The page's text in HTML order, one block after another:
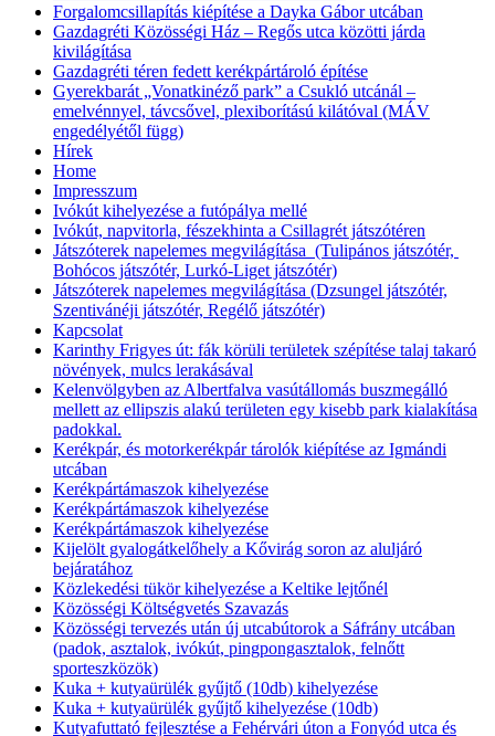
Forgalomcsillapítás kiépítése a Dayka Gábor utcában
Gazdagréti Közösségi Ház – Regős utca közötti járda
kivilágítása
Gazdagréti téren fedett kerékpártároló építése
Gyerekbarát „Vonatkinéző park” a Csukló utcánál –
emelvénnyel, távcsővel, plexiborítású kilátóval (MÁV
engedélyétől függ)
Hírek
Home
Impresszum
Ivókút kihelyezése a futópálya mellé
Ivókút, napvitorla, fészekhinta a Csillagrét játszótéren
Játszóterek napelemes megvilágítása (Tulipános játszótér,
Bohócos játszótér, Lurkó-Liget játszótér)
Játszóterek napelemes megvilágítása (Dzsungel játszótér,
Szentivánéji játszótér, Regélő játszótér)
Kapcsolat
Karinthy Frigyes út: fák körüli területek szépítése talaj takaró
növények, mulcs lerakásával
Kelenvölgyben az Albertfalva vasútállomás buszmegálló
mellett az ellipszis alakú területen egy kisebb park kialakítása
padokkal.
Kerékpár, és motorkerékpár tárolók kiépítése az Igmándi
utcában
Kerékpártámaszok kihelyezése
Kerékpártámaszok kihelyezése
Kerékpártámaszok kihelyezése
Kijelölt gyalogátkelőhely a Kővirág soron az aluljáró
bejáratához
Közlekedési tükör kihelyezése a Keltike lejtőnél
Közösségi Költségvetés Szavazás
Közösségi tervezés után új utcabútorok a Sáfrány utcában
(padok, asztalok, ivókút, pingpongasztalok, felnőtt
sporteszközök)
Kuka + kutyaürülék gyűjtő (10db) kihelyezése
Kuka + kutyaürülék gyűjtő kihelyezése (10db)
Kutyafuttató fejlesztése a Fehérvári úton a Fonyód utca és